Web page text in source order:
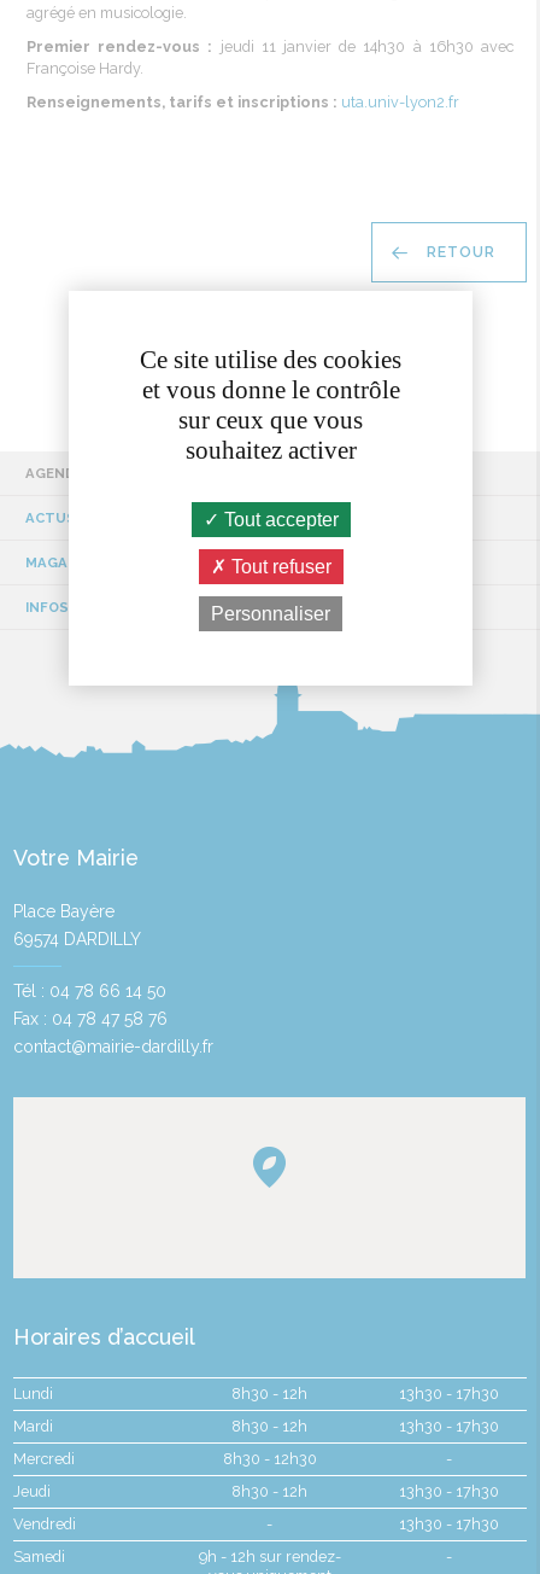
agrégé en musicologie.
Premier rendez-vous : jeudi 11 janvier de 14h30 à 16h30 avec
Françoise Hardy.
Renseignements, tarifs et inscriptions : uta.univ-lyon2.fr
RETOUR
AGENDA
ACTUS / EVÉNEMENTS
MAGAZINE MUNICIPAL
INFOS TRAVAUX
Votre Mairie
Place Bayère
69574 DARDILLY
Tél : 04 78 66 14 50
Fax : 04 78 47 58 76
contact@mairie-dardilly.fr
Horaires d’accueil
Lundi 8h30 - 12h
13h30 - 17h30
Mardi
8h30 - 12h
13h30 - 17h30
Mercredi
8h30 - 12h30
-
Jeudi
8h30 - 12h
13h30 - 17h30
Vendredi
-
13h30 - 17h30
Samedi
9h - 12h sur rendez-
-
Ce site utilise des cookies
et vous donne le contrôle
sur ceux que vous
souhaitez activer
Tout accepter
Tout refuser
Personnaliser